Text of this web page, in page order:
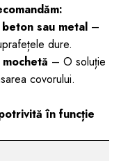
sau metal –
dure.
– O soluție
covorului.
în funcție